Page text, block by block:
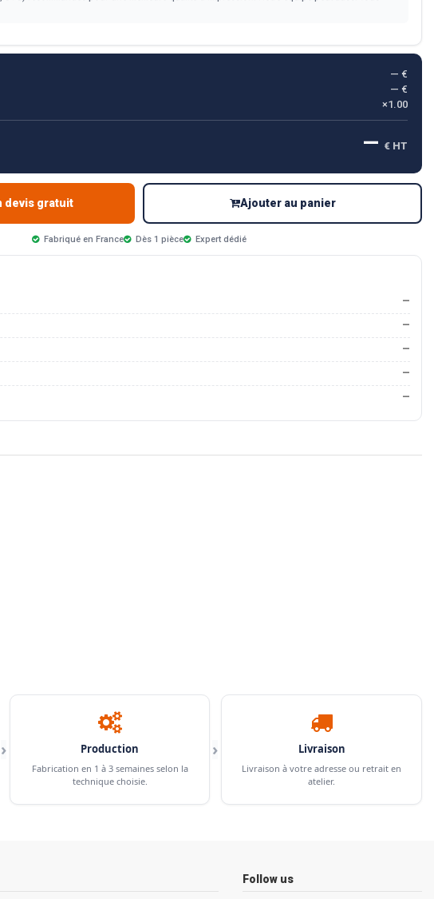
— €
— €
×1.00
— € HT
devis gratuit Ajouter au panier
Fabriqué en France Dès 1 pièce Expert dédié
—
—
—
—
—
› Production
Fabrication en 1 à 3 semaines selon la
technique choisie.
› Livraison
Livraison à votre adresse ou retrait en
atelier.
Follow us